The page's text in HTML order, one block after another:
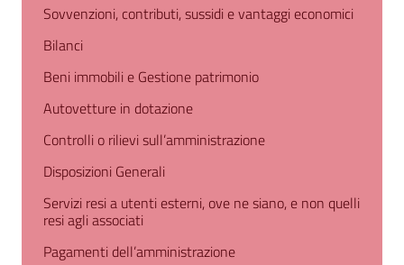
Sovvenzioni, contributi, sussidi e vantaggi economici
Bilanci
Beni immobili e Gestione patrimonio
Autovetture in dotazione
Controlli o rilievi sull’amministrazione
Disposizioni Generali
Servizi resi a utenti esterni, ove ne siano, e non quelli
resi agli associati
Pagamenti dell’amministrazione